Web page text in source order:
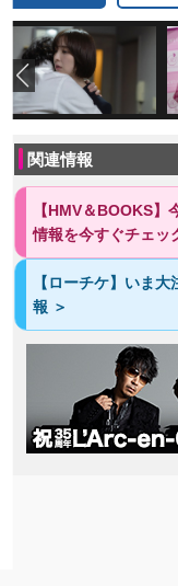
関連情報
【HMV＆BOOKS
情報を今すぐチェッ
【ローチケ】いま
報 ＞